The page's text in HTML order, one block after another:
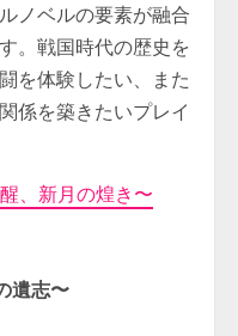
ノベルの要素が融合
。戦国時代の歴史を
を体験したい、また
係を築きたいプレイ
、新月の煌き〜
遺志〜